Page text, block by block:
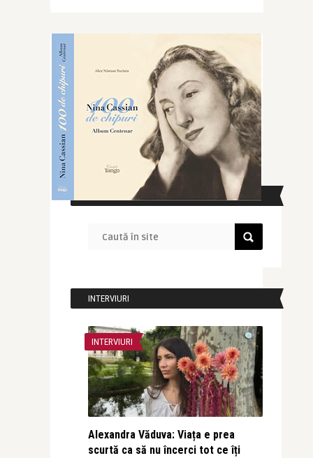
CAUTĂ ÎN SITE
INTERVIURI
INTERVIURI
Alexandra Văduva: Viața e prea
scurtă ca să nu încerci tot ce îți